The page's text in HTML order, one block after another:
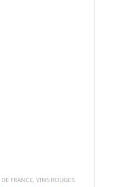
FRANCE,VINS ROUGES